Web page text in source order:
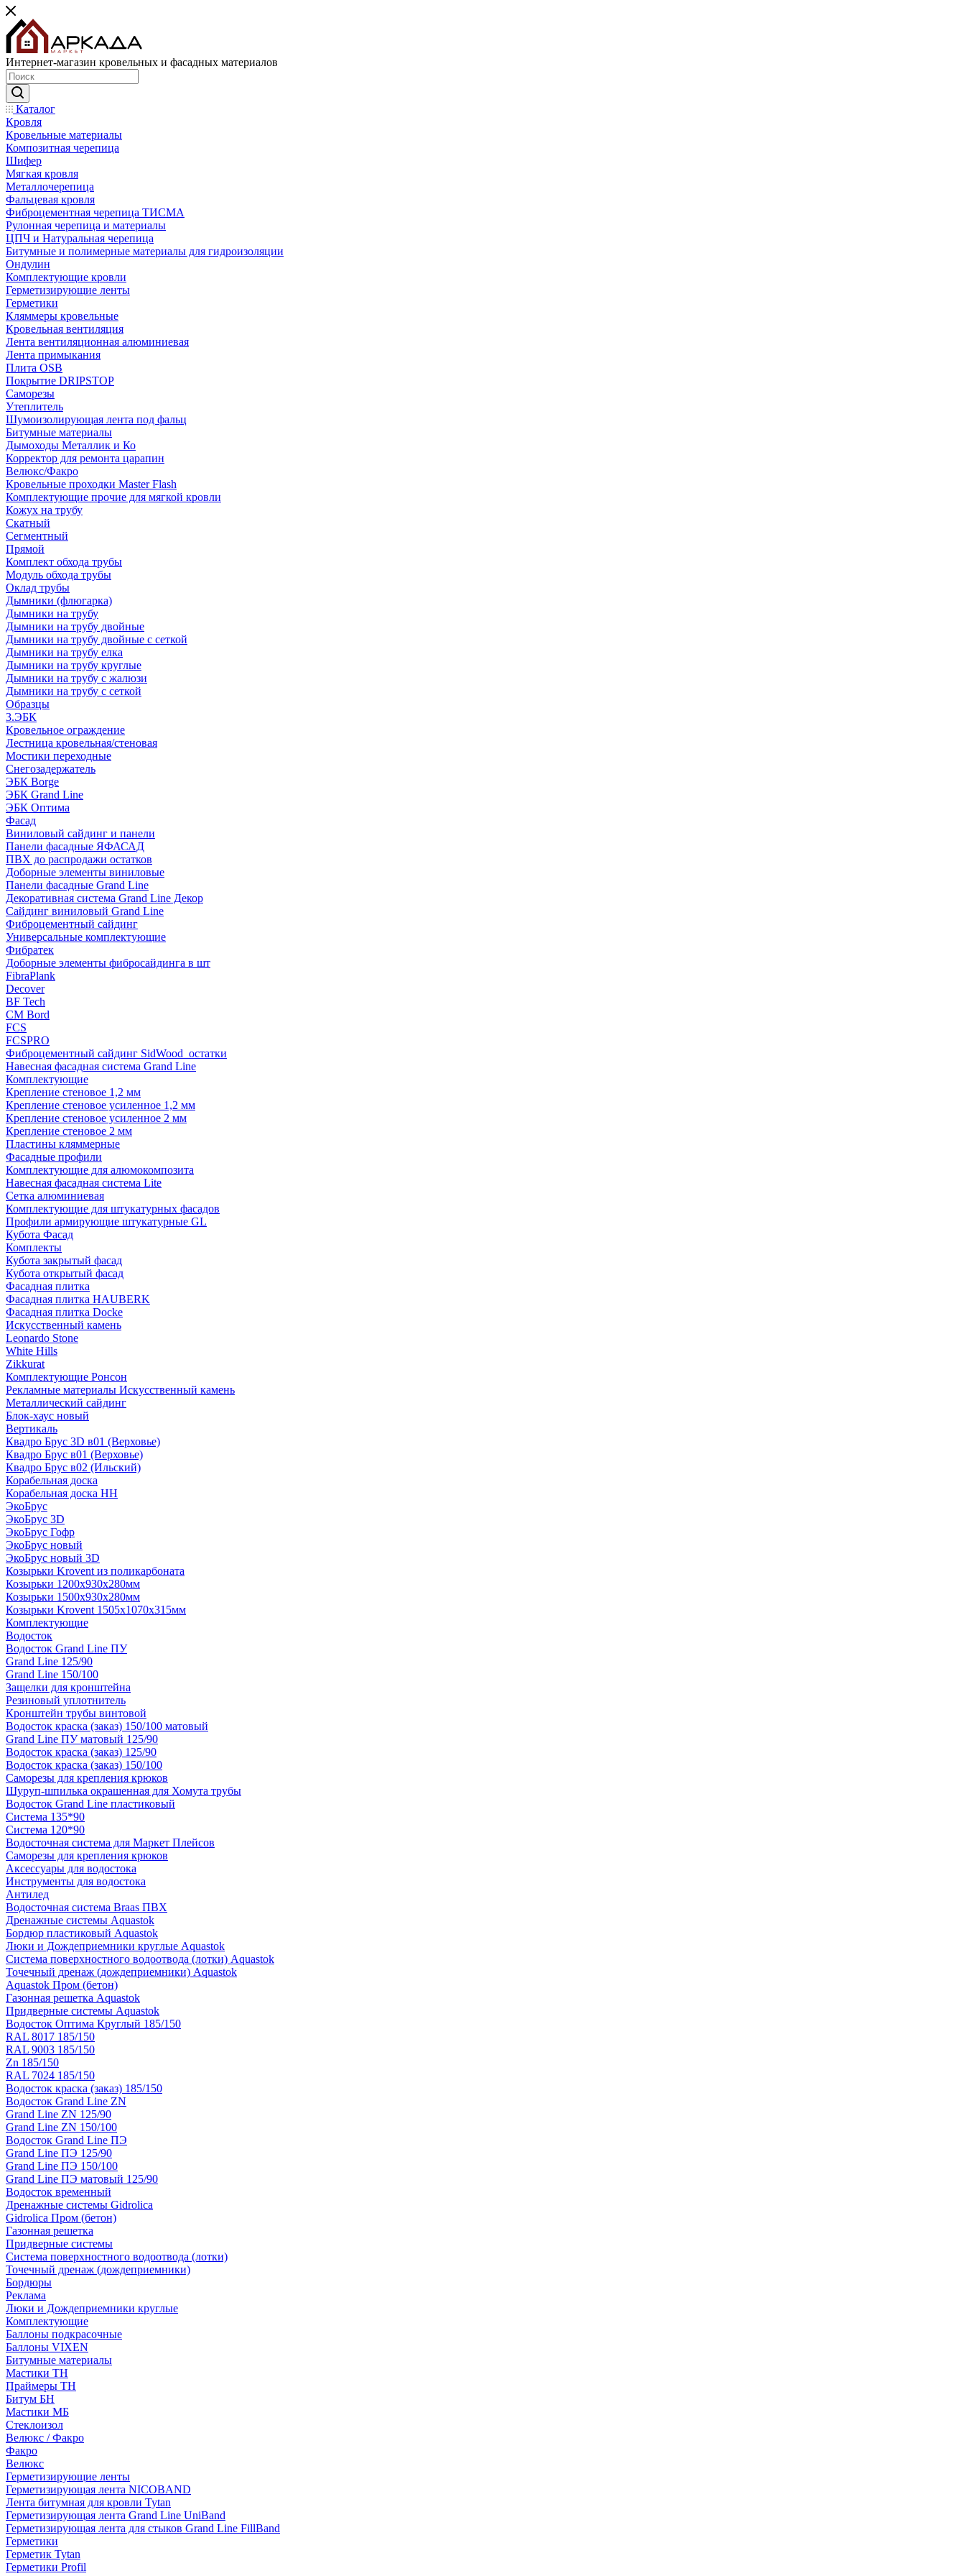
Интернет-магазин кровельных и фасадных материалов
Каталог
Кровля
Кровельные материалы
Композитная черепица
Шифер
Мягкая кровля
Металлочерепица
Фальцевая кровля
Фиброцементная черепица ТИСМА
Рулонная черепица и материалы
ЦПЧ и Натуральная черепица
Битумные и полимерные материалы для гидроизоляции
Ондулин
Комплектующие кровли
Герметизирующие ленты
Герметики
Кляммеры кровельные
Кровельная вентиляция
Лента вентиляционная алюминиевая
Лента примыкания
Плита OSB
Покрытие DRIPSTOP
Саморезы
Утеплитель
Шумоизолирующая лента под фальц
Битумные материалы
Дымоходы Металлик и Ко
Корректор для ремонта царапин
Велюкс/Факро
Кровельные проходки Master Flash
Комплектующие прочие для мягкой кровли
Кожух на трубу
Скатный
Сегментный
Прямой
Комплект обхода трубы
Модуль обхода трубы
Оклад трубы
Дымники (флюгарка)
Дымники на трубу
Дымники на трубу двoйные
Дымники на трубу двoйные с сеткой
Дымники на трубу елка
Дымники на трубу круглые
Дымники на трубу с жалюзи
Дымники на трубу с сеткой
Образцы
3.ЭБК
Кровельное ограждение
Лестница кровельная/стеновая
Мостики переходные
Снегозадержатель
ЭБК Borge
ЭБК Grand Line
ЭБК Оптима
Фасад
Виниловый сайдинг и панели
Панели фасадные ЯФАСАД
ПВХ до распродажи остатков
Доборные элементы виниловые
Панели фасадные Grand Line
Декоративная система Grand Line Декор
Сайдинг виниловый Grand Line
Фиброцементный сайдинг
Универсальные комплектующие
Фибратек
Доборные элементы фибросайдинга в шт
FibraPlank
Decover
BF Tech
CM Bord
FCS
FCSPRO
Фиброцементный сайдинг SidWood_остатки
Навесная фасадная система Grand Line
Комплектующие
Крепление стеновое 1,2 мм
Крепление стеновое усиленное 1,2 мм
Крепление стеновое усиленное 2 мм
Крепление стеновое 2 мм
Пластины кляммерные
Фасадные профили
Комплектующие для алюмокомпозита
Навесная фасадная система Lite
Сетка алюминиевая
Комплектующие для штукатурных фасадов
Профили армирующие штукатурные GL
Кубота Фасад
Комплекты
Кубота закрытый фасад
Кубота открытый фасад
Фасадная плитка
Фасадная плитка HAUBERK
Фасадная плитка Docke
Искусственный камень
Leonardo Stone
White Hills
Zikkurat
Комплектующие Ронсон
Рекламные материалы Искусственный камень
Металлический сайдинг
Блок-хаус новый
Вертикаль
Квадро Брус 3D в01 (Верховье)
Квадро Брус в01 (Верховье)
Квадро Брус в02 (Ильский)
Корабельная доска
Корабельная доска НН
ЭкоБрус
ЭкоБрус 3D
ЭкоБрус Гофр
ЭкоБрус новый
ЭкоБрус новый 3D
Козырьки Krovent из поликарбоната
Козырьки 1200х930х280мм
Козырьки 1500х930х280мм
Козырьки Krovent 1505х1070х315мм
Комплектующие
Водосток
Водосток Grand Line ПУ
Grand Line 125/90
Grand Line 150/100
Защелки для кронштейна
Резиновый уплотнитель
Кронштейн трубы винтовой
Водосток краска (заказ) 150/100 матовый
Grand Line ПУ матовый 125/90
Водосток краска (заказ) 125/90
Водосток краска (заказ) 150/100
Саморезы для крепления крюков
Шуруп-шпилька окрашенная для Хомута трубы
Водосток Grand Line пластиковый
Система 135*90
Система 120*90
Водосточная система для Маркет Плейсов
Саморезы для крепления крюков
Аксессуары для водостока
Инструменты для водостока
Антилед
Водосточная система Braas ПВХ
Дренажные системы Aquastok
Бордюр пластиковый Aquastok
Люки и Дождеприемники круглые Aquastok
Система поверхностного водоотвода (лотки) Aquastok
Точечный дренаж (дождеприемники) Aquastok
Aquastok Пром (бетон)
Газонная решетка Aquastok
Придверные системы Aquastok
Водосток Оптима Круглый 185/150
RAL 8017 185/150
RAL 9003 185/150
Zn 185/150
RAL 7024 185/150
Водосток краска (заказ) 185/150
Водосток Grand Line ZN
Grand Line ZN 125/90
Grand Line ZN 150/100
Водосток Grand Line ПЭ
Grand Line ПЭ 125/90
Grand Line ПЭ 150/100
Grand Line ПЭ матовый 125/90
Водосток временный
Дренажные системы Gidrolica
Gidrolica Пром (бетон)
Газонная решетка
Придверные системы
Система поверхностного водоотвода (лотки)
Точечный дренаж (дождеприемники)
Бордюры
Рекламa
Люки и Дождеприемники круглые
Комплектующие
Баллоны подкрасочные
Баллоны VIXEN
Битумные материалы
Мастики ТН
Праймеры ТН
Битум БН
Мастики МБ
Стеклоизол
Велюкс / Факро
Факро
Велюкс
Герметизирующие ленты
Герметизирующая лента NICOBAND
Лента битумная для кровли Tytan
Герметизирующая лента Grand Line UniBand
Герметизирующая лента для стыков Grand Line FillBand
Герметики
Герметик Tytan
Герметики Profil